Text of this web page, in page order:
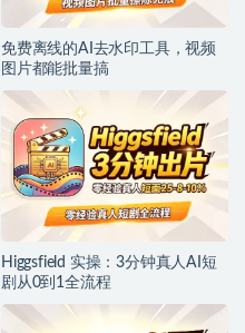
免费离线的AI去水印工具，视频
图片都能批量搞
Higgsfield 实操：3分钟真人AI短
剧从0到1全流程